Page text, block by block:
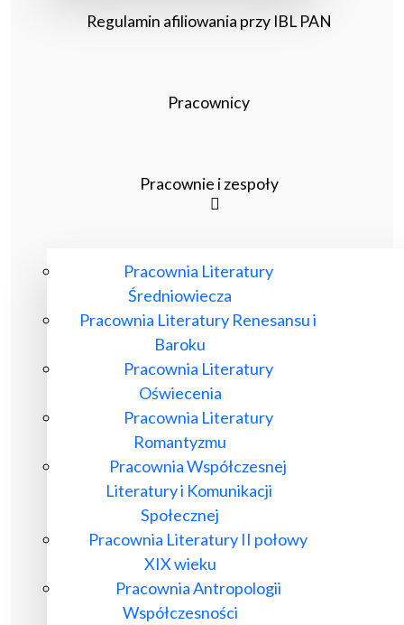
Regulamin afiliowania przy IBL PAN
Pracownicy
Pracownie i zespoły
Pracownia Literatury
Średniowiecza
Pracownia Literatury Renesansu i
Baroku
Pracownia Literatury
Oświecenia
Pracownia Literatury
Romantyzmu
Pracownia Współczesnej
Literatury i Komunikacji
Społecznej
Pracownia Literatury II połowy
XIX wieku
Pracownia Antropologii
Współczesności